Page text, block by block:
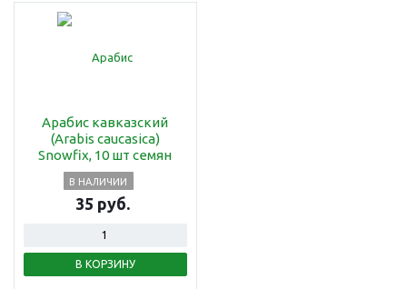
Арабис кавказский
(Arabis caucasica)
Snowfix, 10 шт семян
В НАЛИЧИИ
35 руб.
В КОРЗИНУ